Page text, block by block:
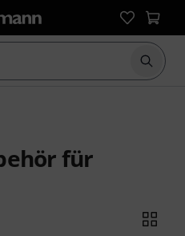
Suche
für